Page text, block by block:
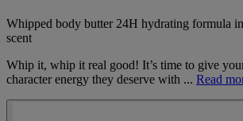
Whipped body butter 24H hydrating formula
scent
Whip it, whip it real good! It’s time to give
character energy they deserve with ... Read